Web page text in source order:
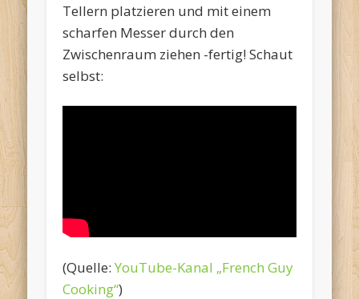
Tellern platzieren und mit einem
scharfen Messer durch den
Zwischenraum ziehen -fertig! Schaut
selbst:
(Quelle:YouTube-Kanal „French Guy
Cooking“)